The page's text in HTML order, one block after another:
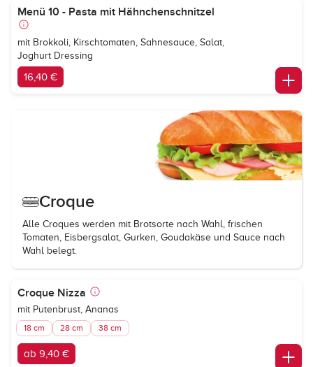
Menü 10 - Pasta mit Hähnchenschnitzel
mit Brokkoli, Kirschtomaten, Sahnesauce, Salat,
Joghurt Dressing
16,40 €
Croque
Alle Croques werden mit Brotsorte nach Wahl, frischen
Tomaten, Eisbergsalat, Gurken, Goudakäse und Sauce nach
Wahl belegt.
Croque Nizza
mit Putenbrust, Ananas
18 cm 28 cm 38 cm
ab 9,40 €